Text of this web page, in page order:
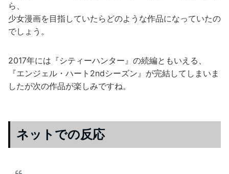
ら、
少女漫画を目指していたらどのような作品になっていたの
でしょう。
2017年には『シティーハンター』の続編ともいえる、
『エンジェル・ハート2ndシーズン』が完結してしまいま
したが次の作品が楽しみですね。
ネットでの反応